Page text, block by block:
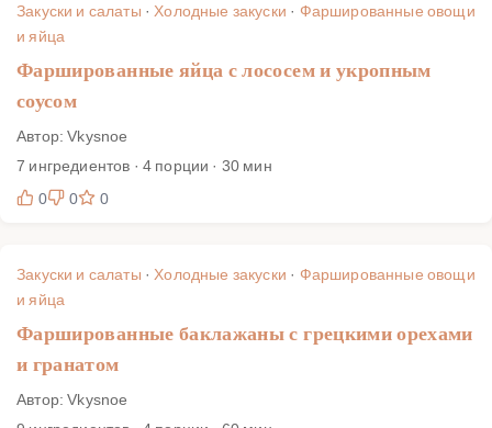
Закуски и салаты ·Холодные закуски · Фаршированные овощи
и яйца
Фаршированные яйца с лососем и укропным
соусом
Автор: Vkysnoe
7 ингредиентов · 4 порции · 30 мин
0
0 0
Закуски и салаты ·Холодные закуски · Фаршированные овощи
и яйца
Фаршированные баклажаны с грецкими орехами
и гранатом
Автор: Vkysnoe